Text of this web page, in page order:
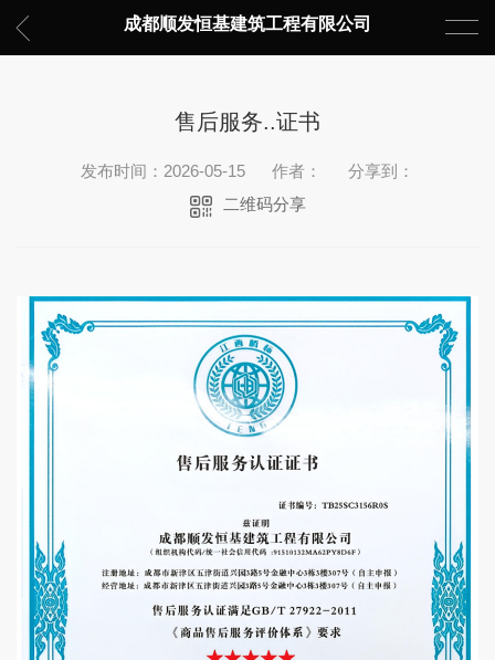
成都顺发恒基建筑工程有限公司
售后服务..证书
发布时间：2026-05-15 作者：
分享到：
二维码分享